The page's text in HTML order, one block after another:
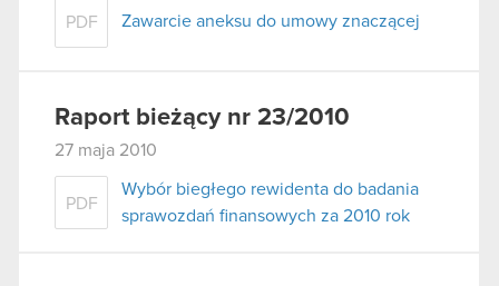
PDF Zawarcie aneksu do umowy znaczącej
Raport bieżący nr 23/2010
27 maja 2010
PDF
Wybór biegłego rewidenta do badania
sprawozdań finansowych za 2010 rok